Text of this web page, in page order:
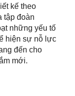
kế theo
tập đoàn
những yếu tố
hiện sự nỗ lực
đến cho
mới.